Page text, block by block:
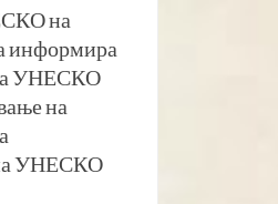
на
информира
на УНЕСКО
на
на УНЕСКО